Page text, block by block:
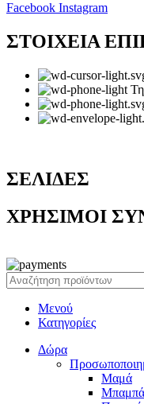
Facebook Instagram
ΣΤΟΙΧΕΙΑ
ΣΕΛΙΔΕΣ
ΧΡΗΣΙΜΟΙ
Μενού
Κατηγορίες
Δώρα
Μαμά